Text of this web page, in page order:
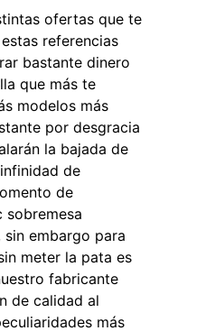
ofertas que te
referencias
bastante dinero
que más te
modelos más
por desgracia
la bajada de
de
de
sobremesa
embargo para
meter la pata es
fabricante
de calidad al
más